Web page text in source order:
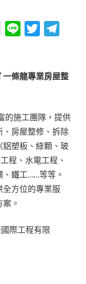
Line Twitter
一條龍專業房屋整
的施工團隊，提供
、房屋整修、拆除
塑板、綠顆、玻
程、水電工程、
、鐵工……等等。
方位的專業服
。